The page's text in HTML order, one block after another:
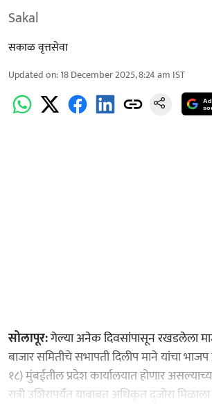
Sakal
सकाळ वृत्तसेवा
Updated on:18 December 2025, 8:24 am IST
सोलापूर:गेल्या अनेक दिवसांपासून रखडलेला
बाजार समितीचे सभापती दिलीप माने यांचा भाजप
१८) मुंबईतील प्रदेश कार्यालयात होणार
रात्री उशिरापर्यंत याबाबत अधिकृत दुजोरा मिळाला